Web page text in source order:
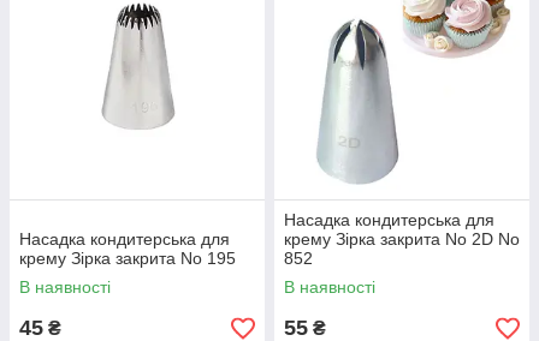
Насадка кондитерська для
крему Зірка закрита No 195
В наявності
45 ₴
Насадка кондитерська для
крему Зірка закрита No 2D No
852
В наявності
55 ₴